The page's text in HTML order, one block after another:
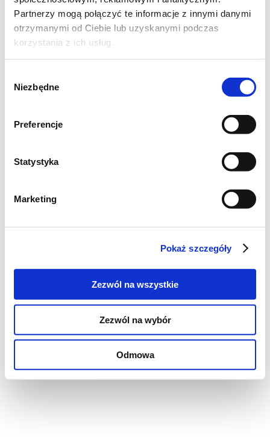
Partnerzy mogą połączyć te informacje z innymi danymi
otrzymanymi od Ciebie lub uzyskanymi podczas
korzystania z ich usług.
zgody
Niezbędne
Preferencje
Statystyka
Marketing
Pokaż szczegóły
Zezwól na wszystkie
Zezwól na wybór
Odmowa
Składniki na makaron z
łososiem i cukinią:
2-3 porcje:
1 mała cukinia
3 ząbki czosnku przeciśnięte przez
300 g wędzonego łososia
szczypta suszonego imbiru
czarny pieprz
sól
dodatkowo
kilka gałązek posiekanego koperku